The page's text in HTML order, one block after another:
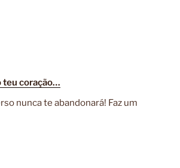
teu coração…
nunca te abandonará! Faz um